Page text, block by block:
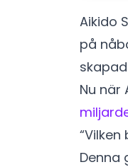
Aikido
på
Nu när
Denna